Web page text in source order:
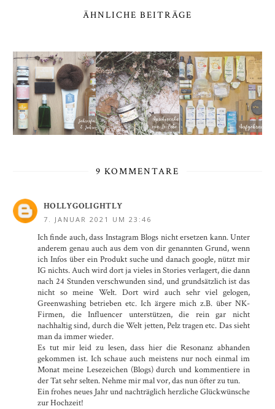
ÄHNLICHE BEITRÄGE
9 KOMMENTARE
HOLLYGOLIGHTLY
7. JANUAR 2021 UM 23:46
Ich finde auch, dass Instagram Blogs nicht ersetzen kann. Unter
anderem genau auch aus dem von dir genannten Grund, wenn
ich Infos über ein Produkt suche und danach google, nützt mir
IG nichts. Auch wird dort ja vieles in Stories verlagert, die dann
nach 24 Stunden verschwunden sind, und grundsätzlich ist das
nicht so meine Welt. Dort wird auch sehr viel gelogen,
Greenwashing betrieben etc. Ich ärgere mich z.B. über NK-
Firmen, die Influencer unterstützen, die rein gar nicht
nachhaltig sind, durch die Welt jetten, Pelz tragen etc. Das sieht
man da immer wieder.
Es tut mir leid zu lesen, dass hier die Resonanz abhanden
gekommen ist. Ich schaue auch meistens nur noch einmal im
Monat meine Lesezeichen (Blogs) durch und kommentiere in
der Tat sehr selten. Nehme mir mal vor, das nun öfter zu tun.
Ein frohes neues Jahr und nachträglich herzliche Glückwünsche
zur Hochzeit!